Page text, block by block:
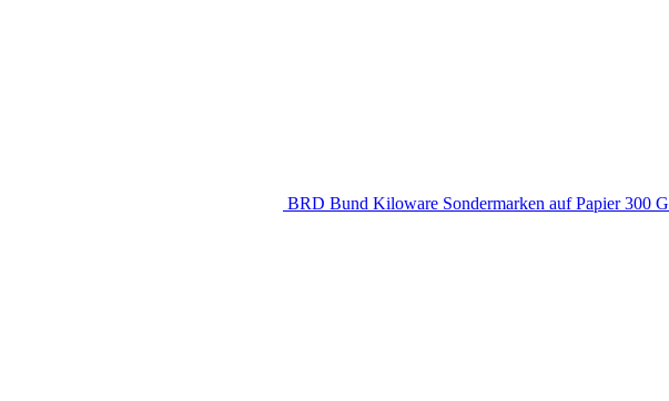
BRD Bund Kiloware Sondermarken auf Papier 300